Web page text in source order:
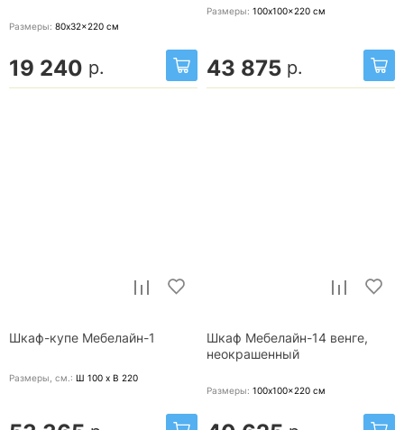
Размеры: 80x32x220 см
19 240 р.
Размеры: 100x100x220 см
43 875 р.
Шкаф-купе Мебелайн-1
Размеры, cм.: Ш 100 x В 220
Шкаф Мебелайн-14 венге,
неокрашенный
Размеры: 100x100x220 см